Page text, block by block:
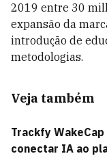
2019 entre 30
expansão da
introdução de
metodologias.
Veja também
Trackfy
conectar IA ao